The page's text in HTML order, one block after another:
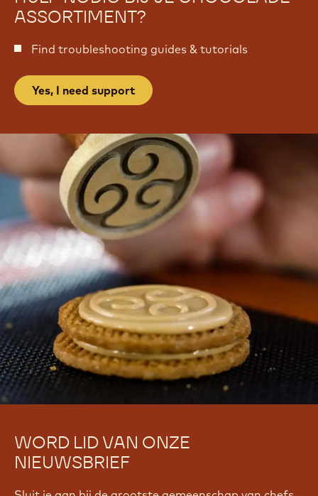
ASSORTIMENT?
Find troubleshooting guides & tutorials
Yes, I need support
WORD LID VAN ONZE
NIEUWSBRIEF